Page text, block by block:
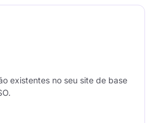
existentes no seu site de base